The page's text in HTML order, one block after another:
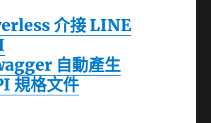
介接 LINE
自動產生
規格文件